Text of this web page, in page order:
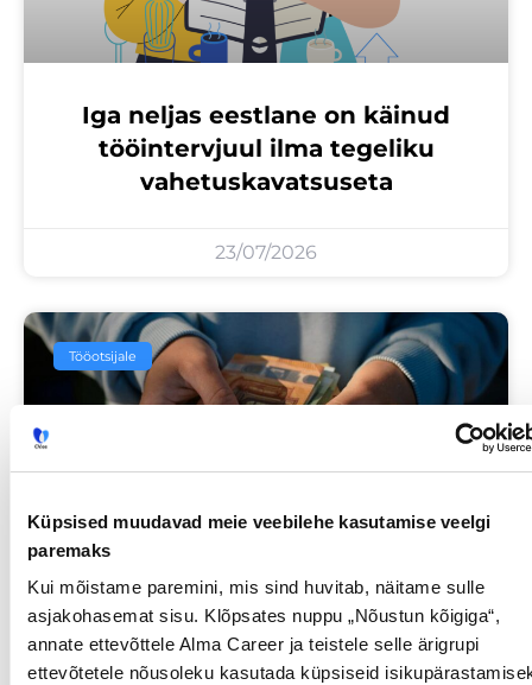
Küpsised muudavad meie veebilehe kasutamise veelgi
paremaks
Kui mõistame paremini, mis sind huvitab, näitame sulle
asjakohasemat sisu. Klõpsates nuppu „Nõustun kõigiga“,
annate ettevõttele Alma Career ja teistele selle ärigrupi
ettevõtetele nõusoleku kasutada küpsiseid
Iga neljas eestlane on käinud
tööintervjuul ilma tegeliku
vahetuskavatsuseta
23/07/2026
Tööotsijale
Sinu palk pole enam
tabuteema!